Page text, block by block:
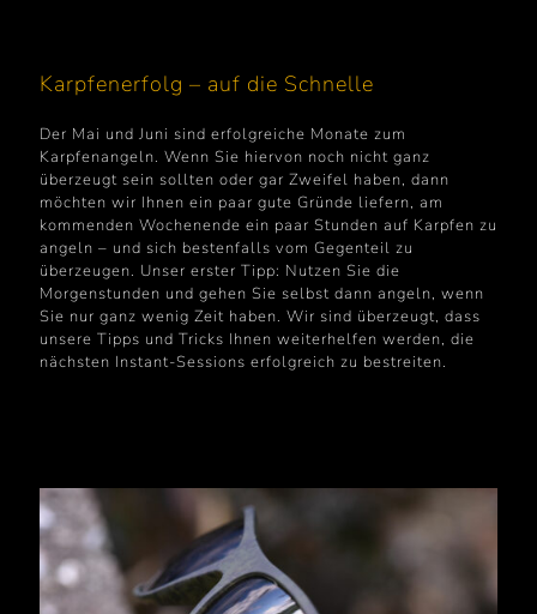
Karpfenerfolg – auf die Schnelle
Der Mai und Juni sind erfolgreiche Monate zum
Karpfenangeln. Wenn Sie hiervon noch nicht ganz
überzeugt sein sollten oder gar Zweifel haben, dann
möchten wir Ihnen ein paar gute Gründe liefern, am
kommenden Wochenende ein paar Stunden auf Karpfen zu
angeln – und sich bestenfalls vom Gegenteil zu
überzeugen. Unser erster Tipp: Nutzen Sie die
Morgenstunden und gehen Sie selbst dann angeln, wenn
Sie nur ganz wenig Zeit haben. Wir sind überzeugt, dass
unsere Tipps und Tricks Ihnen weiterhelfen werden, die
nächsten Instant-Sessions erfolgreich zu bestreiten.